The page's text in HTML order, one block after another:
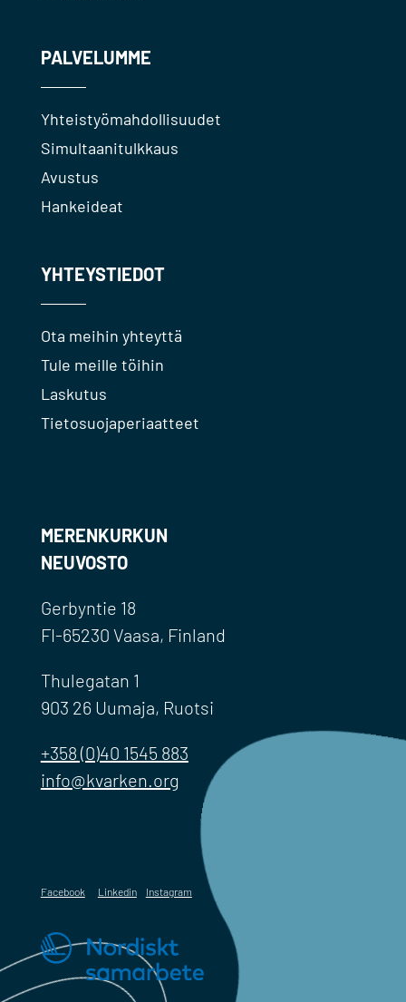
PALVELUMME
Yhteistyömahdollisuudet
Simultaanitulkkaus
Avustus
Hankeideat
YHTEYSTIEDOT
Ota meihin yhteyttä
Tule meille töihin
Laskutus
Tietosuojaperiaatteet
MERENKURKUN
NEUVOSTO
Gerbyntie 18
FI-65230 Vaasa, Finland
Thulegatan 1
903 26 Uumaja, Ruotsi
+358 (0)40 1545 883
info@kvarken.org
Facebook Linkedin Instagram